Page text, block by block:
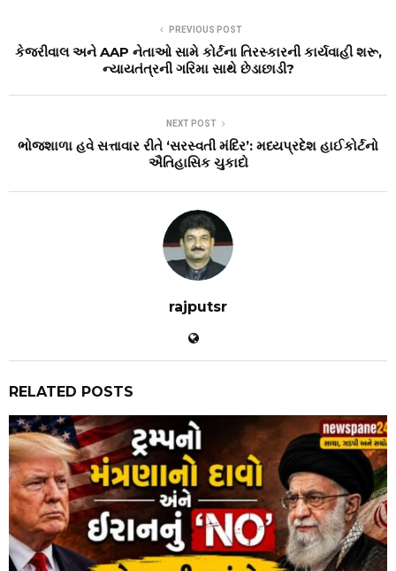
PREVIOUS POST
કેજરીવાલ અને AAP નેતાઓ સામે કોર્ટના તિરસ્કારની કાર્યવાહી શરૂ,
ન્યાયતંત્રની ગરિમા સાથે છેડાછાડી?
NEXT POST
ભોજશાળા હવે સત્તાવાર રીતે ‘સરસ્વતી મંદિર’: મધ્યપ્રદેશ હાઈકોર્ટનો
ઐતિહાસિક ચુકાદો
rajputsr
RELATED POSTS